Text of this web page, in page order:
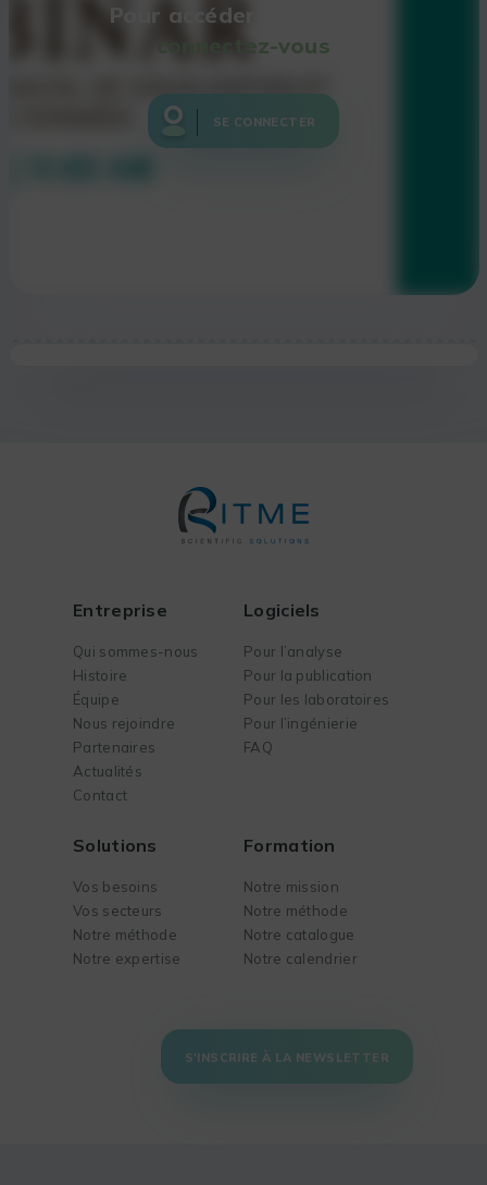
Pour accéder au Replay,
connectez-vous
SE CONNECTER
Entreprise
Qui sommes-nous
Histoire
Équipe
Nous rejoindre
Partenaires
Actualités
Contact
Logiciels
Pour l’analyse
Pour la publication
Pour les laboratoires
Pour l’ingénierie
FAQ
Solutions
Vos besoins
Vos secteurs
Notre méthode
Notre expertise
Formation
Notre mission
Notre méthode
Notre catalogue
Notre calendrier
S'INSCRIRE À LA NEWSLETTER